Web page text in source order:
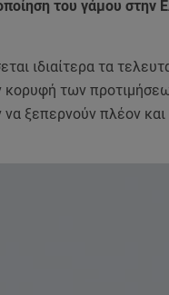
του γάμου στην
ιδιαίτερα τα
κορυφή των
ξεπερνούν πλέον